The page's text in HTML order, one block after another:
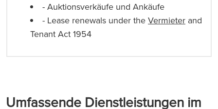
- Auktionsverkäufe und Ankäufe
- Lease renewals under the Vermieter and
Tenant Act 1954
Umfassende Dienstleistungen im